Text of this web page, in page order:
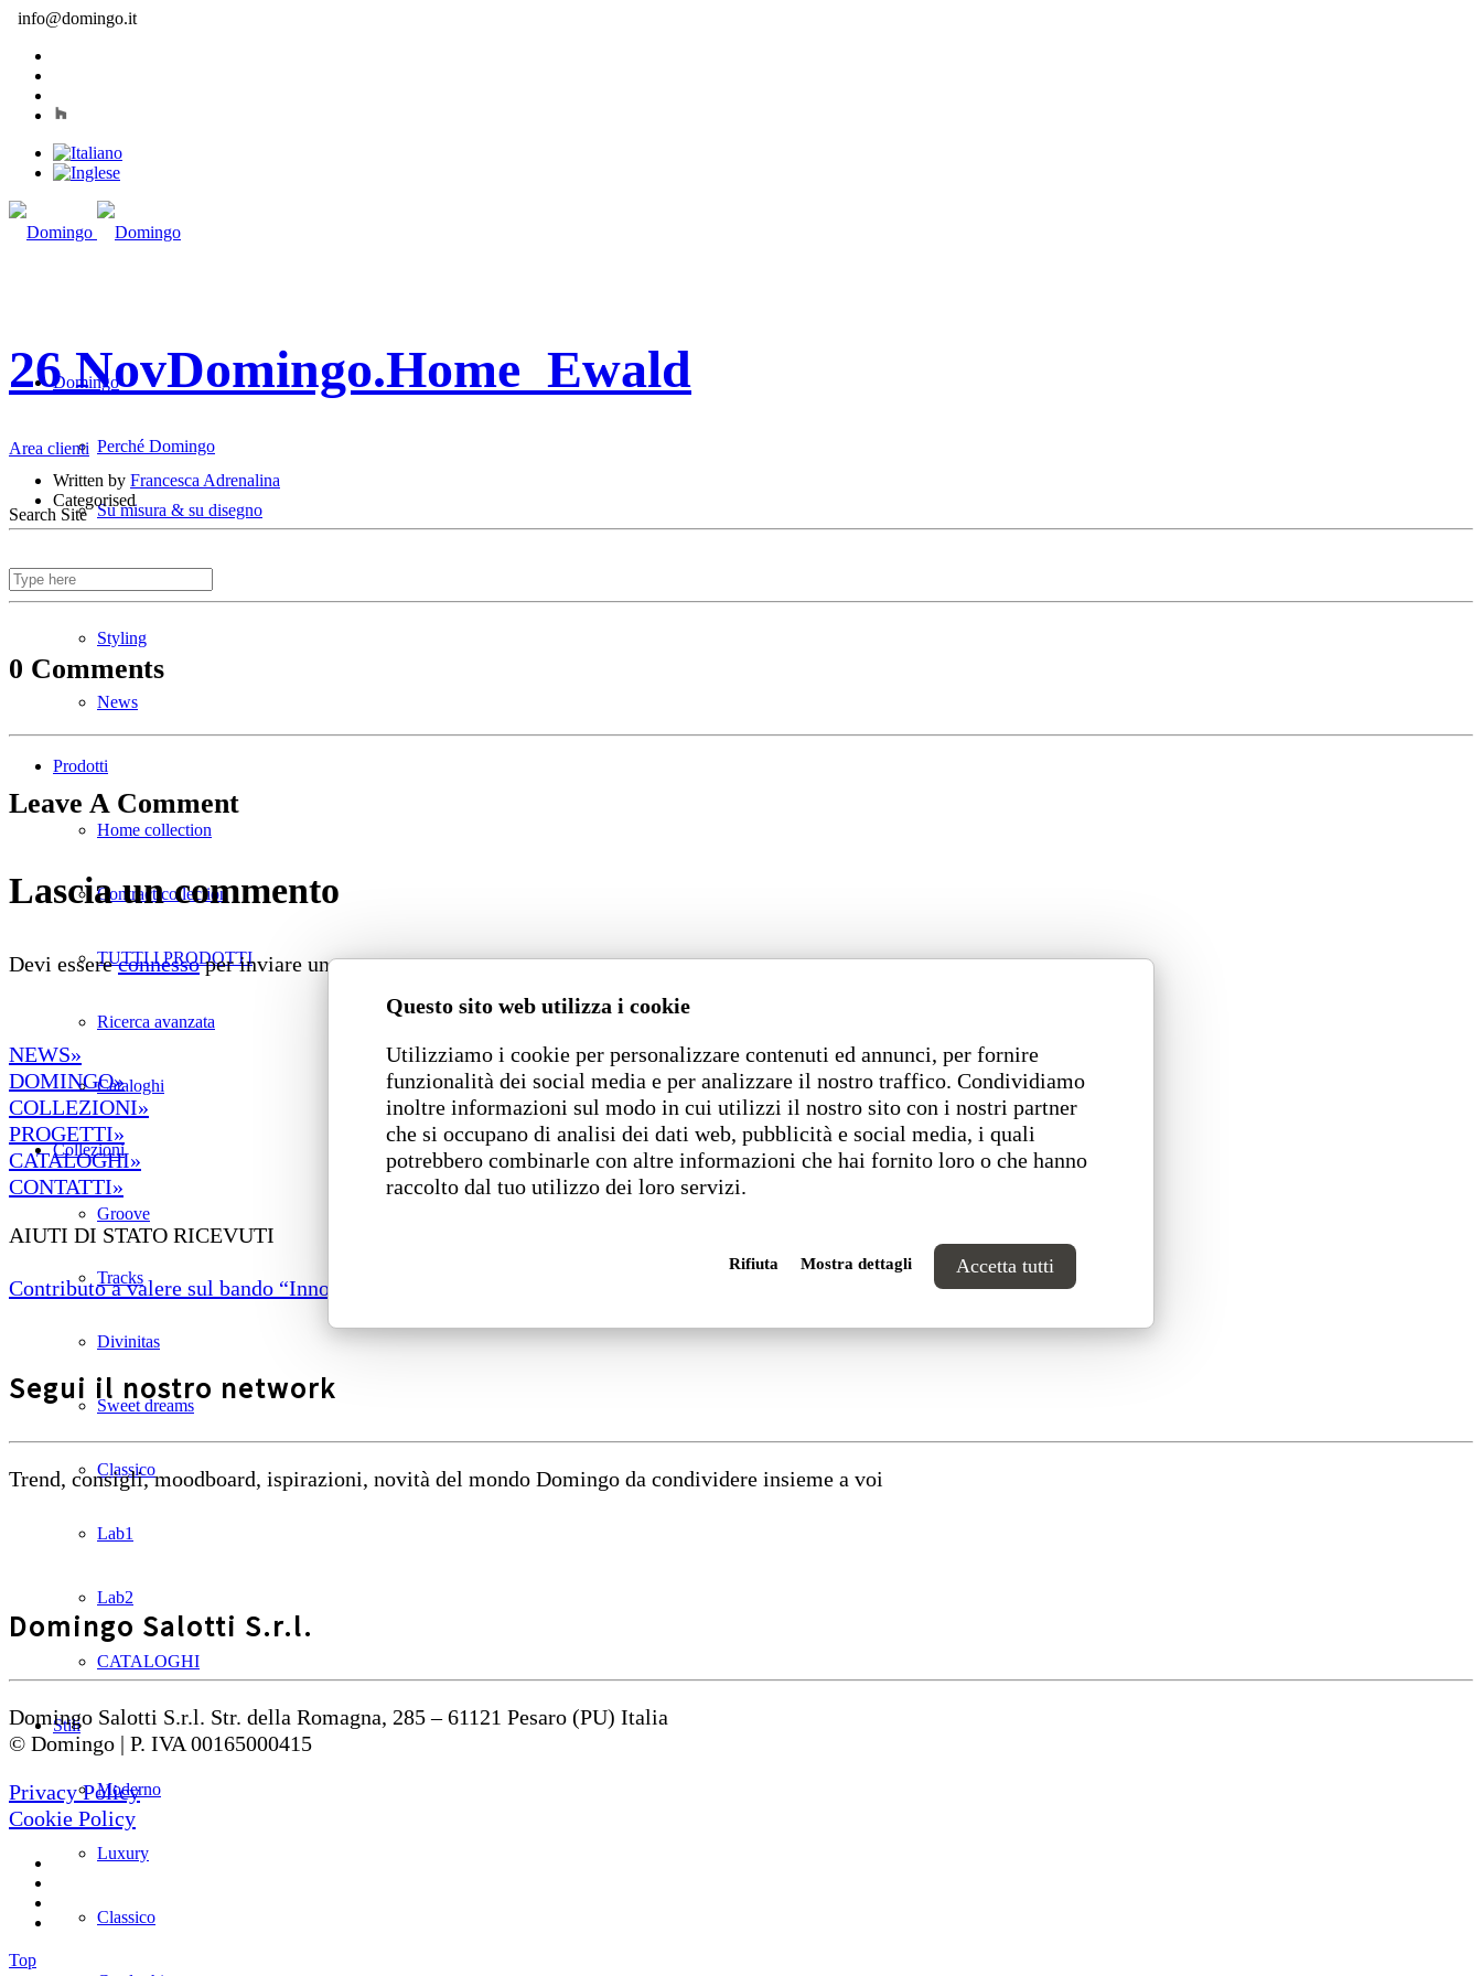
Questo sito web utilizza i cookie
Utilizziamo i cookie per personalizzare contenuti ed annunci, per fornire
funzionalità dei social media e per analizzare il nostro traffico. Condividiamo
inoltre informazioni sul modo in cui utilizzi il nostro sito con i nostri partner
che si occupano di analisi dei dati web, pubblicità e social media, i quali
potrebbero combinarle con altre informazioni che hai fornito loro o che hanno
raccolto dal tuo utilizzo dei loro servizi.
Rifiuta Mostra dettagli Accetta tutti
info@domingo.it
Domingo
Perché Domingo
Su misura & su disegno
Divani ignifughi
Styling
News
Prodotti
Home collection
Contract collection
TUTTI I PRODOTTI
Ricerca avanzata
Cataloghi
Collezioni
Groove
Tracks
Divinitas
Sweet dreams
Classico
Lab1
Lab2
CATALOGHI
Stili
Moderno
Luxury
Classico
Area clienti
Search Site
26 NovDomingo.Home_Ewald
Written by Francesca Adrenalina
Categorised
0 Comments
Leave A Comment
Lascia un commento
Devi essereconnessoper inviare un commento.
NEWS»
DOMINGO»
COLLEZIONI»
PROGETTI»
CATALOGHI»
CONTATTI»
AIUTI DI STATO RICEVUTI
Contributo a valere sul bando “Innovazione di prodotto sostenibile e digitale”
Segui il nostro network
Trend, consigli, moodboard, ispirazioni, novità del mondo Domingo da condividere insieme a voi
Domingo Salotti S.r.l.
Domingo Salotti S.r.l. Str. della Romagna, 285 – 61121 Pesaro (PU) Italia
© Domingo | P. IVA 00165000415
Privacy Policy
Cookie Policy
Top